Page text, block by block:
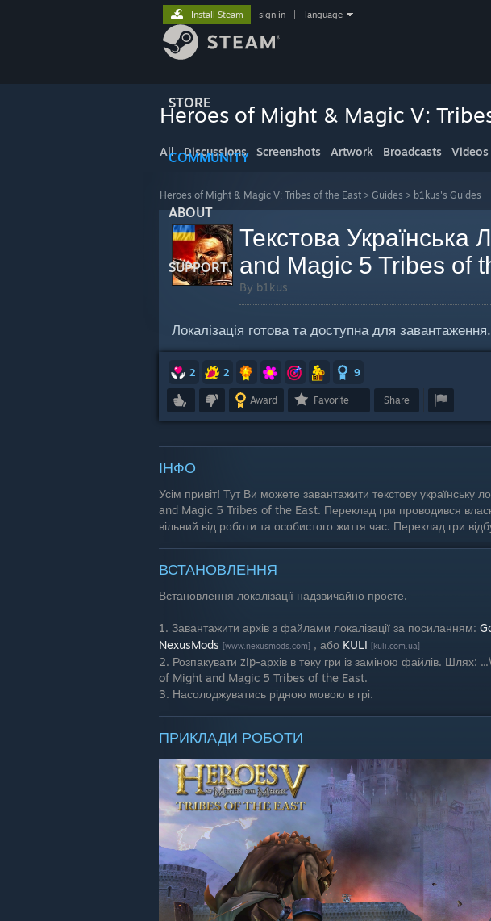
STORE
COMMUNITY
ABOUT
SUPPORT
Install Steam sign in language
Heroes of Might & Magic V:
All Discussions Screenshots Artwork Broadcasts Videos
Heroes of Might & Magic V: Tribes of the East > Guides > b1kus's Guides
Текстова Українська
and Magic 5 Tribes of
By b1kus
Локалізація готова та доступна для завантаження.
2 2 9
Award Favorite Share
ІНФО
Усім привіт! Тут Ви можете завантажити текстову українську
and Magic 5 Tribes of the East. Переклад гри проводився
вільний від роботи та особистого життя час. Переклад гри
ВСТАНОВЛЕННЯ
Встановлення локалізації надзвичайно просте.
1. Завантажити архів з файлами локалізації за посиланням:
NexusMods [www.nexusmods.com] , або KULI [kuli.com.ua]
2. Розпакувати zip-архів в теку гри із заміною файлів.
of Might and Magic 5 Tribes of the East.
3. Насолоджуватись рідною мовою в грі.
ПРИКЛАДИ РОБОТИ